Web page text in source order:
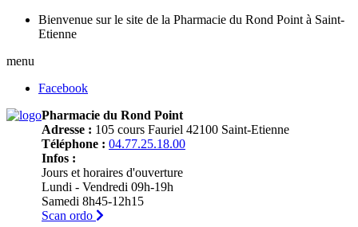
Bienvenue sur le site de la Pharmacie du Rond Point à Saint-
Etienne
menu
Facebook
Pharmacie du Rond Point
Adresse : 105 cours Fauriel 42100 Saint-Etienne
Téléphone : 04.77.25.18.00
Infos :
Jours et horaires d'ouverture
Lundi - Vendredi 09h-19h
Samedi 8h45-12h15
Scan ordo